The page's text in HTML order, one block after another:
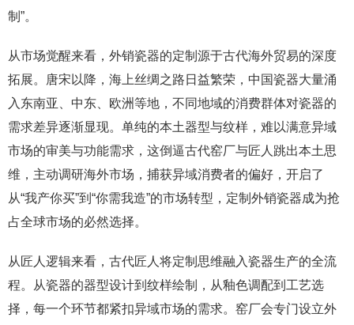
制”。
从市场觉醒来看，外销瓷器的定制源于古代海外贸易的深度
拓展。唐宋以降，海上丝绸之路日益繁荣，中国瓷器大量涌
入东南亚、中东、欧洲等地，不同地域的消费群体对瓷器的
需求差异逐渐显现。单纯的本土器型与纹样，难以满意异域
市场的审美与功能需求，这倒逼古代窑厂与匠人跳出本土思
维，主动调研海外市场，捕获异域消费者的偏好，开启了
从“我产你买”到“你需我造”的市场转型，定制外销瓷器成为抢
占全球市场的必然选择。
从匠人逻辑来看，古代匠人将定制思维融入瓷器生产的全流
程。从瓷器的器型设计到纹样绘制，从釉色调配到工艺选
择，每一个环节都紧扣异域市场的需求。窑厂会专门设立外